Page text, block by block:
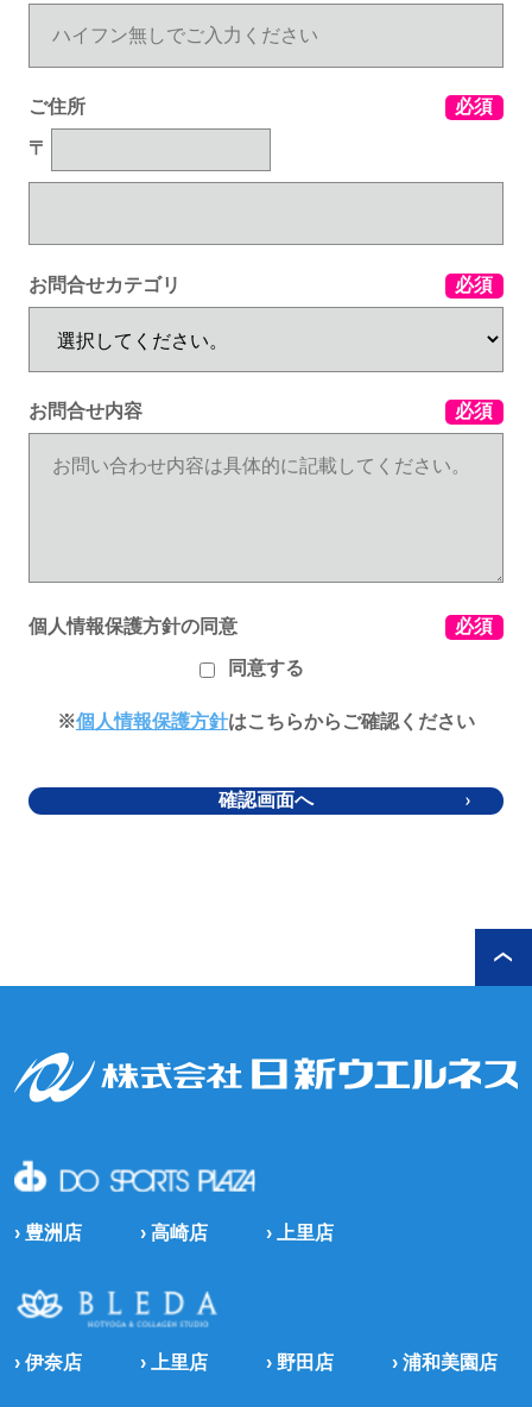
ご住所 必須
〒
お問合せカテゴリ 必須
お問合せ内容 必須
個人情報保護方針の同意 必須
同意する
※個人情報保護方針はこちらからご確認ください
確認画面へ
› 豊洲店 › 高崎店 › 上里店
› 伊奈店 › 上里店 › 野田店 › 浦和美園店